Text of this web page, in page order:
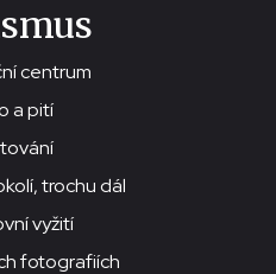
centrum
a pití
trochu dál
vyžití
fotografiích